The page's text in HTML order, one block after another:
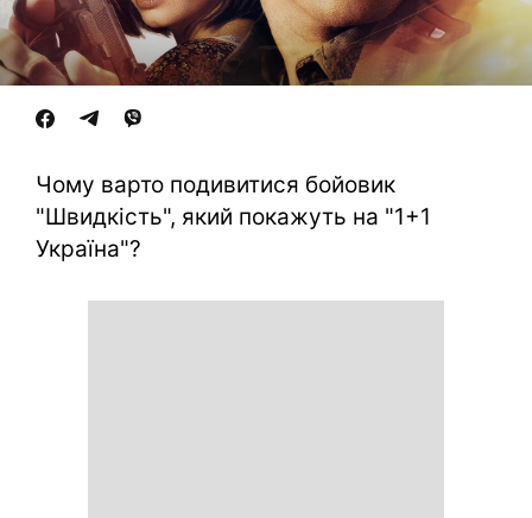
Чому варто подивитися бойовик
"Швидкість", який покажуть на "1+1
Україна"?